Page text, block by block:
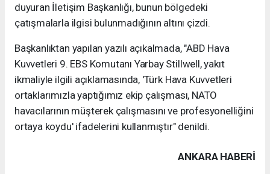
duyuran İletişim Başkanlığı, bunun bölgedeki
çatışmalarla ilgisi bulunmadığının altını çizdi.
Başkanlıktan yapılan yazılı açıkalmada, "ABD Hava
Kuvvetleri 9. EBS Komutanı Yarbay Stillwell, yakıt
ikmaliyle ilgili açıklamasında, 'Türk Hava Kuvvetleri
ortaklarımızla yaptığımız ekip çalışması, NATO
havacılarının müşterek çalışmasını ve profesyonelliğini
ortaya koydu' ifadelerini kullanmıştır" denildi.
ANKARA HABERİ